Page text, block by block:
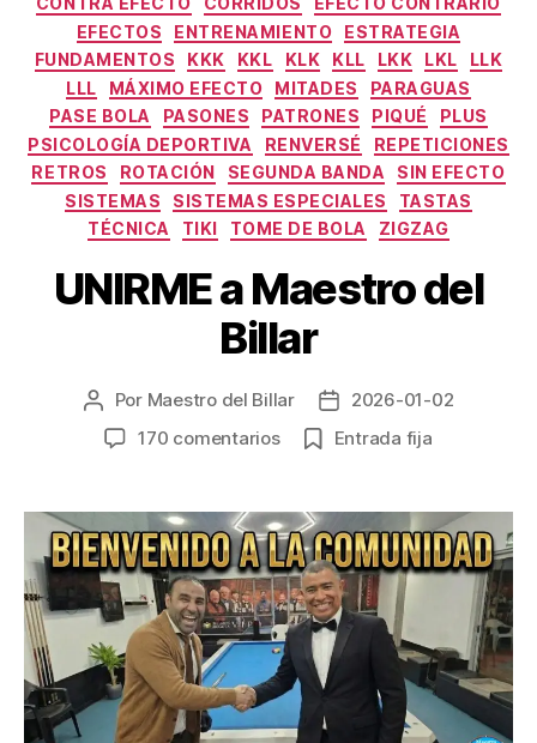
EFECTOS
ENTRENAMIENTO
ESTRATEGIA
FUNDAMENTOS
KKK KKL KLK KLL LKK LKL
LLK
LLL
MÁXIMO EFECTO MITADES
PARAGUAS
PASE BOLA
PASONES PATRONES PIQUÉ
PLUS
PSICOLOGÍA DEPORTIVA
RENVERSÉ
REPETICIONES
RETROS
ROTACIÓN SEGUNDA BANDA
SIN EFECTO
SISTEMAS
SISTEMAS ESPECIALES
TASTAS
TÉCNICA
TIKI TOME DE BOLA ZIGZAG
UNIRME a Maestro del
Billar
Autor
de
Por Maestro del Billar
Fecha
de
2026-01-02
170 comentariosen
Maestro
del
Billar
Entrada fija